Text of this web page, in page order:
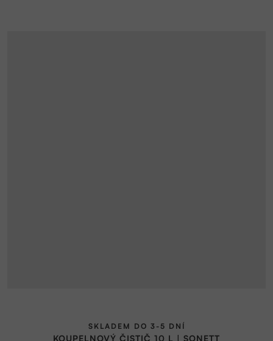
KOUPELNOVÝ ČISTIČ 10 L | SONETT
SKLADEM DO 3-5 DNÍ